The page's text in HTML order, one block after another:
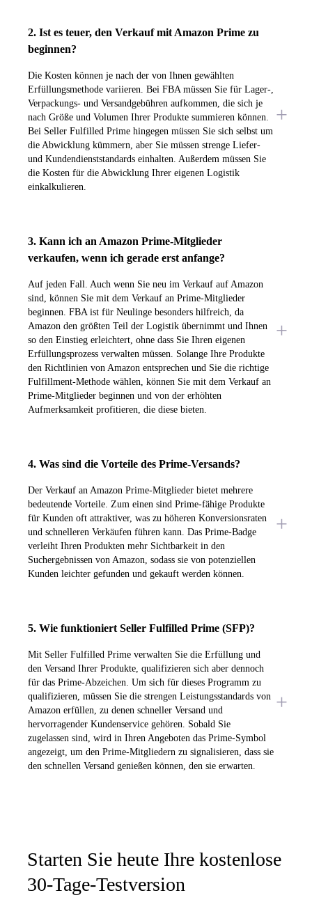
2. Ist es teuer, den Verkauf mit Amazon Prime zu
beginnen?
Die Kosten können je nach der von Ihnen gewählten
Erfüllungsmethode variieren. Bei FBA müssen Sie für Lager-,
Verpackungs- und Versandgebühren aufkommen, die sich je
nach Größe und Volumen Ihrer Produkte summieren können.
Bei Seller Fulfilled Prime hingegen müssen Sie sich selbst um
die Abwicklung kümmern, aber Sie müssen strenge Liefer-
und Kundendienststandards einhalten. Außerdem müssen Sie
die Kosten für die Abwicklung Ihrer eigenen Logistik
einkalkulieren.
3. Kann ich an Amazon Prime-Mitglieder
verkaufen, wenn ich gerade erst anfange?
Auf jeden Fall. Auch wenn Sie neu im Verkauf auf Amazon
sind, können Sie mit dem Verkauf an Prime-Mitglieder
beginnen. FBA ist für Neulinge besonders hilfreich, da
Amazon den größten Teil der Logistik übernimmt und Ihnen
so den Einstieg erleichtert, ohne dass Sie Ihren eigenen
Erfüllungsprozess verwalten müssen. Solange Ihre Produkte
den Richtlinien von Amazon entsprechen und Sie die richtige
Fulfillment-Methode wählen, können Sie mit dem Verkauf an
Prime-Mitglieder beginnen und von der erhöhten
Aufmerksamkeit profitieren, die diese bieten.
4. Was sind die Vorteile des Prime-Versands?
Der Verkauf an Amazon Prime-Mitglieder bietet mehrere
bedeutende Vorteile. Zum einen sind Prime-fähige Produkte
für Kunden oft attraktiver, was zu höheren Konversionsraten
und schnelleren Verkäufen führen kann. Das Prime-Badge
verleiht Ihren Produkten mehr Sichtbarkeit in den
Suchergebnissen von Amazon, sodass sie von potenziellen
Kunden leichter gefunden und gekauft werden können.
5. Wie funktioniert Seller Fulfilled Prime (SFP)?
Mit Seller Fulfilled Prime verwalten Sie die Erfüllung und
den Versand Ihrer Produkte, qualifizieren sich aber dennoch
für das Prime-Abzeichen. Um sich für dieses Programm zu
qualifizieren, müssen Sie die strengen Leistungsstandards von
Amazon erfüllen, zu denen schneller Versand und
hervorragender Kundenservice gehören. Sobald Sie
zugelassen sind, wird in Ihren Angeboten das Prime-Symbol
angezeigt, um den Prime-Mitgliedern zu signalisieren, dass sie
den schnellen Versand genießen können, den sie erwarten.
Starten Sie heute Ihre kostenlose
30-Tage-Testversion